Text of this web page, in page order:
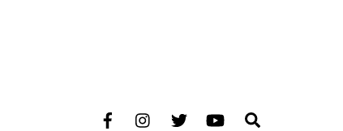
Facebook Youtube